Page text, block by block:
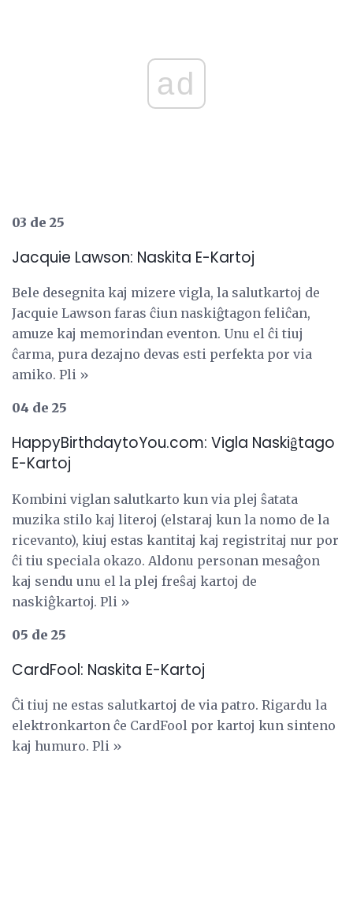
ad
03 de 25
Jacquie Lawson: Naskita E-Kartoj
Bele desegnita kaj mizere vigla, la salutkartoj de
Jacquie Lawson faras ĉiun naskiĝtagon feliĉan,
amuze kaj memorindan eventon. Unu el ĉi tiuj
ĉarma, pura dezajno devas esti perfekta por via
amiko. Pli »
04 de 25
HappyBirthdaytoYou.com: Vigla Naskiĝtago
E-Kartoj
Kombini viglan salutkarto kun via plej ŝatata
muzika stilo kaj literoj (elstaraj kun la nomo de la
ricevanto), kiuj estas kantitaj kaj registritaj nur por
ĉi tiu speciala okazo. Aldonu personan mesaĝon
kaj sendu unu el la plej freŝaj kartoj de
naskiĝkartoj. Pli »
05 de 25
CardFool: Naskita E-Kartoj
Ĉi tiuj ne estas salutkartoj de via patro. Rigardu la
elektronkarton ĉe CardFool por kartoj kun sinteno
kaj humuro. Pli »